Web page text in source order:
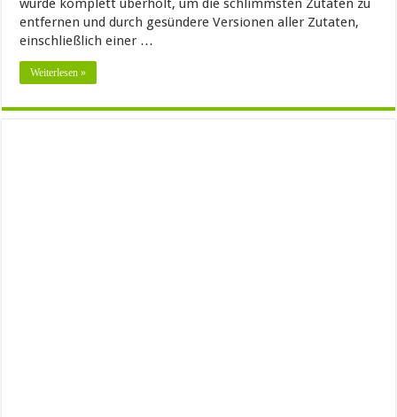
entfernen und durch gesündere Versionen aller Zutaten,
einschließlich einer …
Weiterlesen »